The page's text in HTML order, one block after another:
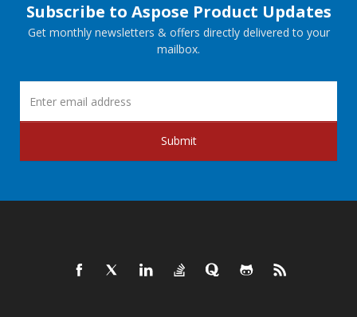
Subscribe to Aspose Product Updates
Get monthly newsletters & offers directly delivered to your
mailbox.
Submit